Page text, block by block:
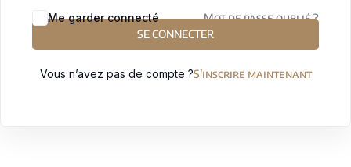
Me garder connecté
Mot de passe oublié ?
SE CONNECTER
Vous n’avez pas de compte ?S’inscrire maintenant
Sign up
Already have an account?